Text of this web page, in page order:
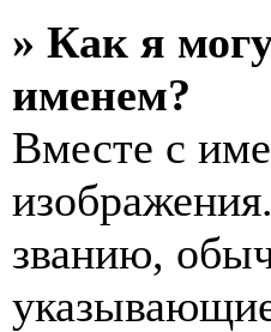
» Как я
именем?
Вместе с
званию,